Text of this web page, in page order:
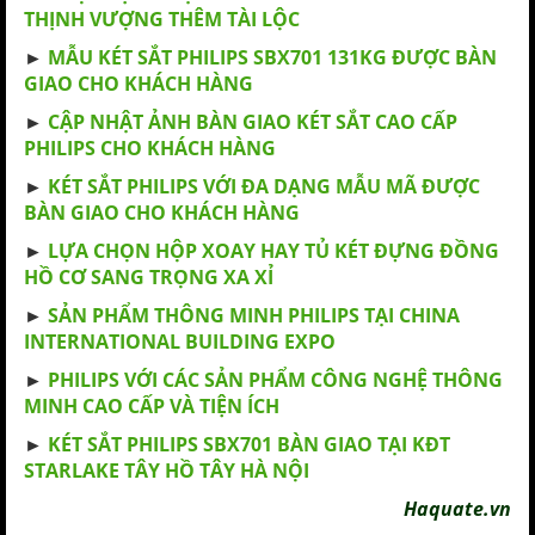
THỊNH VƯỢNG THÊM TÀI LỘC
► MẪU KÉT SẮT PHILIPS SBX701 131KG ĐƯỢC BÀN
GIAO CHO KHÁCH HÀNG
► CẬP NHẬT ẢNH BÀN GIAO KÉT SẮT CAO CẤP
PHILIPS CHO KHÁCH HÀNG
► KÉT SẮT PHILIPS VỚI ĐA DẠNG MẪU MÃ ĐƯỢC
BÀN GIAO CHO KHÁCH HÀNG
► LỰA CHỌN HỘP XOAY HAY TỦ KÉT ĐỰNG ĐỒNG
HỒ CƠ SANG TRỌNG XA XỈ
► SẢN PHẨM THÔNG MINH PHILIPS TẠI CHINA
INTERNATIONAL BUILDING EXPO
► PHILIPS VỚI CÁC SẢN PHẨM CÔNG NGHỆ THÔNG
MINH CAO CẤP VÀ TIỆN ÍCH
► KÉT SẮT PHILIPS SBX701 BÀN GIAO TẠI KĐT
STARLAKE TÂY HỒ TÂY HÀ NỘI
Haquate.vn